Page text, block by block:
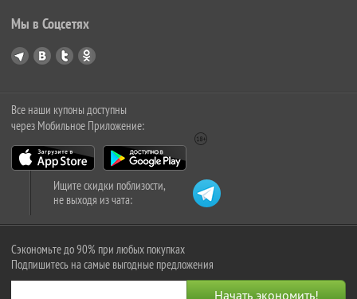
Мы в Соцсетях
Все наши купоны доступны
через Мобильное Приложение:
Ищите скидки поблизости,
не выходя из чата:
Сэкономьте до 90% при любых покупках
Подпишитесь на самые выгодные предложения